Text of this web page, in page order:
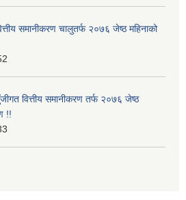
समानीकरण चालुतर्फ २०७६ जेष्ठ महिनाको
वित्तीय समानीकरण तर्फ २०७६ जेष्ठ
!!